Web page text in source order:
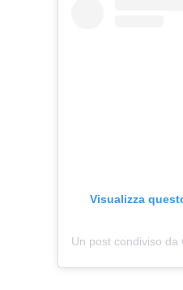
Visualizza